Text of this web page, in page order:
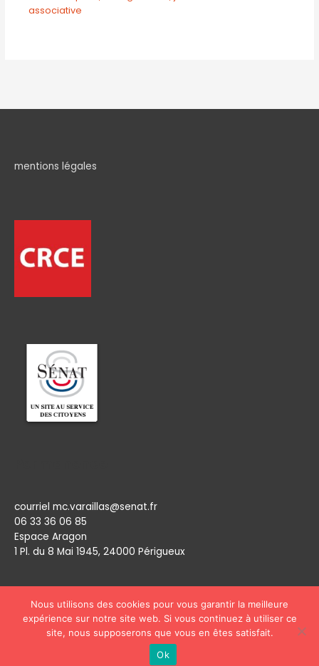
associative
mentions légales
courriel mc.varaillas@senat.fr
06 33 36 06 85
Espace Aragon
1 Pl. du 8 Mai 1945, 24000 Périgueux​
Copyright © 2026Marie Claude Varaillas
Nous utilisons des cookies pour vous garantir la meilleure
expérience sur notre site web. Si vous continuez à utiliser ce
site, nous supposerons que vous en êtes satisfait.
Ok